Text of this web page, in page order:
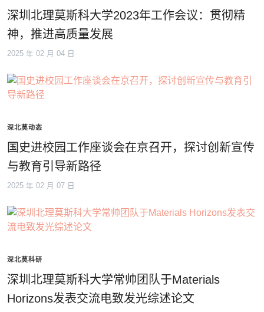
深圳北理莫斯科大学2023年工作会议：贯彻精
神，推进高质量发展
2025 年 02 月 04 日
深北莫动态
国史进校园工作座谈会在京召开，探讨创新宣传
与教育引导新路径
2025 年 02 月 07 日
深北莫科研
深圳北理莫斯科大学常帅团队于Materials
Horizons发表交流电致发光综述论文